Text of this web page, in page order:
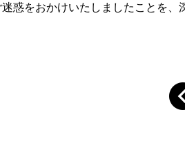
惑をおかけいたしましたことを、